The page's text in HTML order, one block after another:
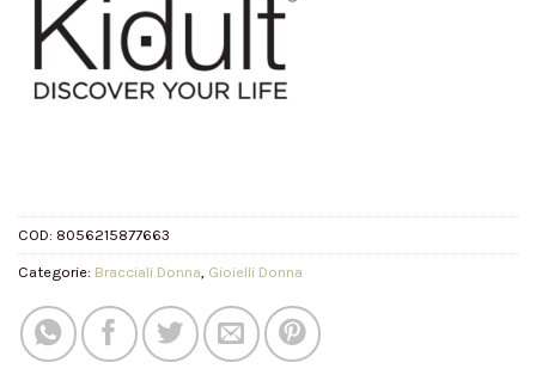
COD: 8056215877663
Categorie: Bracciali Donna, Gioielli Donna